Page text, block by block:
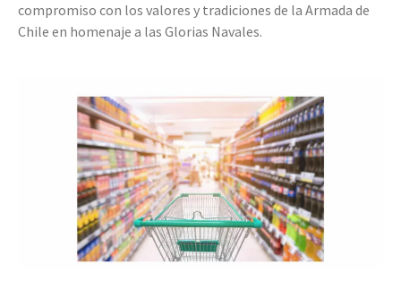
compromiso con los valores y tradiciones de la Armada de
Chile en homenaje a las Glorias Navales.